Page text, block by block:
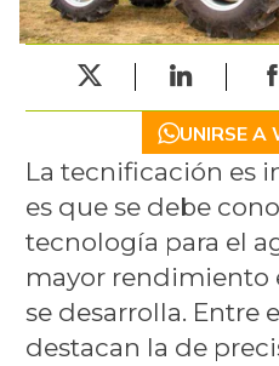
UNIRSE A
La tecnificación es
es que se debe
tecnología para el
mayor rendimiento
se desarrolla. Entre
destacan la de